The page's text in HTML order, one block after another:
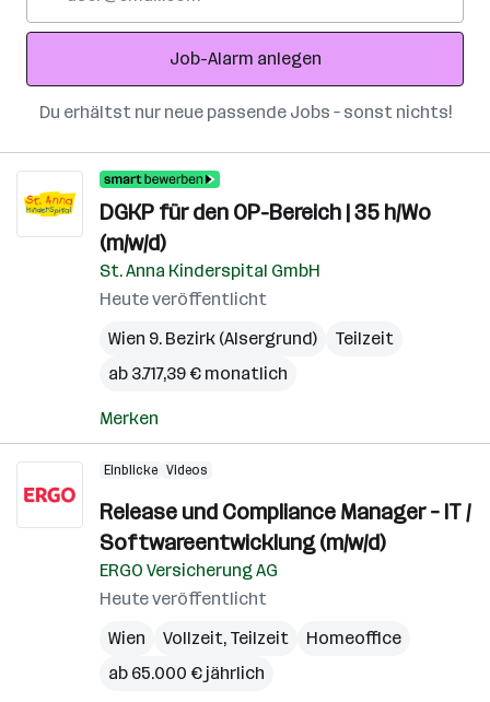
Adresse
Job-Alarm anlegen
Du erhältst nur neue passende Jobs – sonst nichts!
DGKP für den OP-Bereich | 35 h/Wo
(m/w/d)
St. Anna Kinderspital GmbH
Heute veröffentlicht
Wien 9. Bezirk (Alsergrund)
Teilzeit
ab 3.717,39 € monatlich
Merken
Einblicke Videos
Release und Compliance Manager – IT /
Softwareentwicklung (m/w/d)
ERGO Versicherung AG
Heute veröffentlicht
Wien
Vollzeit, Teilzeit
Homeoffice
ab 65.000 € jährlich